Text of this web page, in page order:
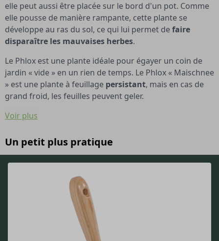
elle peut aussi être placée sur le bord d'un pot. Comme
elle pousse de manière rampante, cette plante se
développe au ras du sol, ce qui lui permet defaire
disparaître les mauvaises herbes.
Le Phlox est une plante idéale pour égayer un coin de
jardin « vide » en un rien de temps. Le Phlox « Maischnee
» est une plante à feuillage persistant, mais en cas de
grand froid, les feuilles peuvent geler.
Voir plus
Un petit plus pratique